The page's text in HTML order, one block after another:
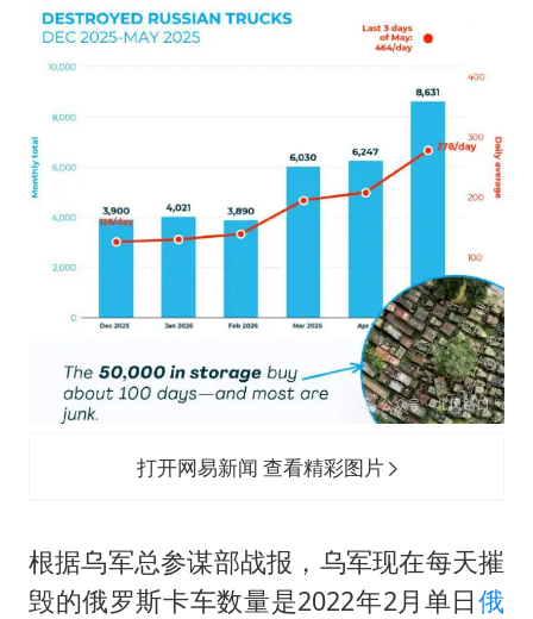
打开网易新闻 查看精彩图片
根据乌军总参谋部战报，乌军现在每天摧
毁的俄罗斯卡车数量是2022年2月单日俄